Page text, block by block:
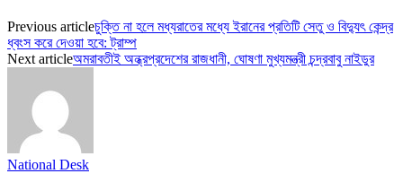
Previous articleচুক্তি না হলে মধ্যরাতের মধ্যে ইরানের প্রতিটি সেতু ও বিদ্যুৎ কেন্দ্র
ধ্বংস করে দেওয়া হবে: ট্রাম্প
Next articleঅমরাবতীই অন্ধ্রপ্রদেশের রাজধানী, ঘোষণা মুখ্যমন্ত্রী চন্দ্রবাবু নাইডুর
National Desk